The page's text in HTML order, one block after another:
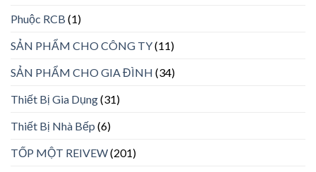
Phuộc RCB (1)
SẢN PHẨM CHO CÔNG TY(11)
SẢN PHẨM CHO GIA ĐÌNH (34)
Thiết Bị Gia Dụng(31)
Thiết Bị Nhà Bếp (6)
TỐP MỘT REIVEW(201)